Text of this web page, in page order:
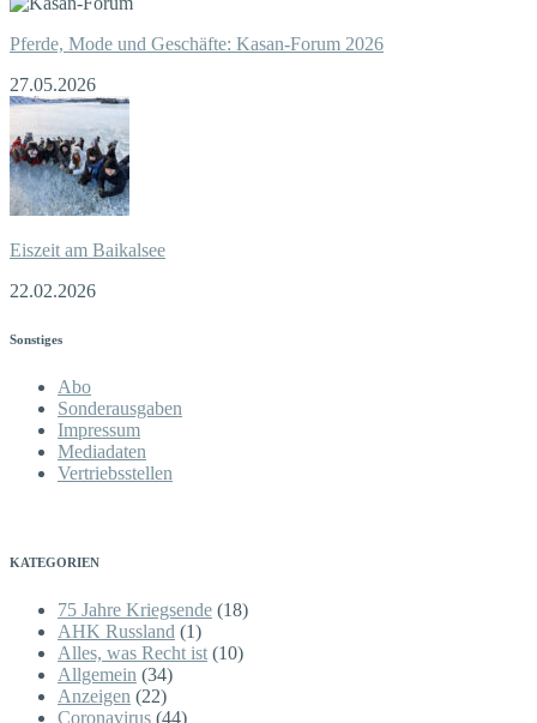
Pferde, Mode und Geschäfte: Kasan-Forum 2026
27.05.2026
Eiszeit am Baikalsee
22.02.2026
Sonstiges
Abo
Sonderausgaben
Impressum
Mediadaten
Vertriebsstellen
KATEGORIEN
75 Jahre Kriegsende (18)
AHK Russland (1)
Alles, was Recht ist (10)
Allgemein (34)
Anzeigen (22)
Coronavirus (44)